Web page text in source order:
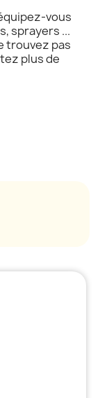
vous
sprayers ...
trouvez pas
plus de